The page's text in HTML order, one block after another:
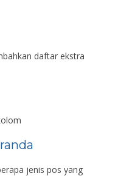
daftar ekstra
jenis pos yang